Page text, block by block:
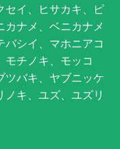
セイ、ヒサカキ、ピ
ナメ、ベニカナメ
シイ、マホニアコ
モチノキ、モッコ
ツバキ、ヤブニッケ
キ、ユズ、ユズリ